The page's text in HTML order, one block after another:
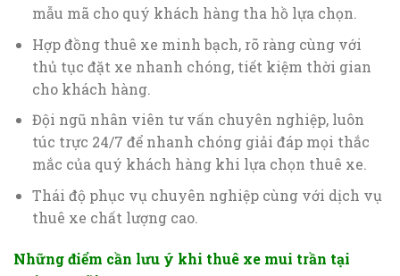
mẫu mã cho quý khách hàng tha hồ lựa chọn.
Hợp đồng thuê xe minh bạch, rõ ràng cùng với
thủ tục đặt xe nhanh chóng, tiết kiệm thời gian
cho khách hàng.
Đội ngũ nhân viên tư vấn chuyên nghiệp, luôn
túc trực 24/7 để nhanh chóng giải đáp mọi thắc
mắc của quý khách hàng khi lựa chọn thuê xe.
Thái độ phục vụ chuyên nghiệp cùng với dịch vụ
thuê xe chất lượng cao.
Những điểm cần lưu ý khi thuê xe mui trần tại